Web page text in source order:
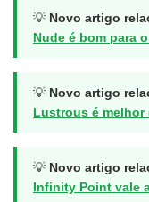
💡 Novo artigo
Nude é bom para
💡 Novo artigo
Lustrous é
💡 Novo artigo
Infinity Point vale